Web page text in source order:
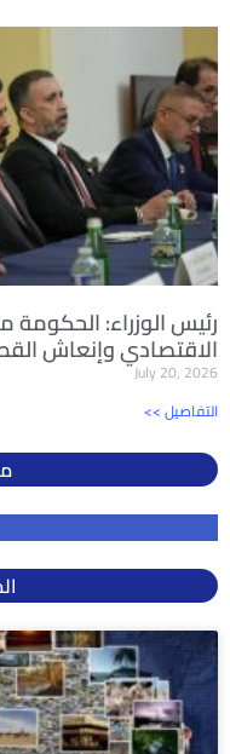
رئيس الوزراء: الحكومة
الاقتصادي وإنعاش
July 20, 2026
<< التفاصيل